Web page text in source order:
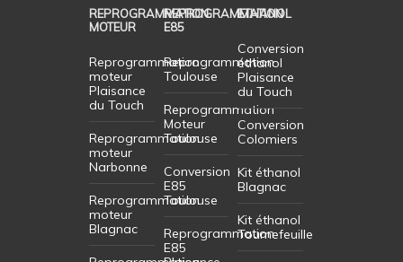
REPROGRAMMATION
MOTEUR
Reprogrammation
moteur
Plaisance
du Touch
Reprogrammation
moteur
Narbonne
Reprogrammation
moteur
Blagnac
REPROGRAMMATION
E85
Reprogrammation
Toulouse
Reprogrammation
Moteur
Toulouse
Conversion
E85
Toulouse
Reprogrammation
E85
ETHANOL
Conversion
éthanol
Plaisance
du Touch
Conversion
Colomiers
Kit éthanol
Blagnac
Kit éthanol
Tournefeuille